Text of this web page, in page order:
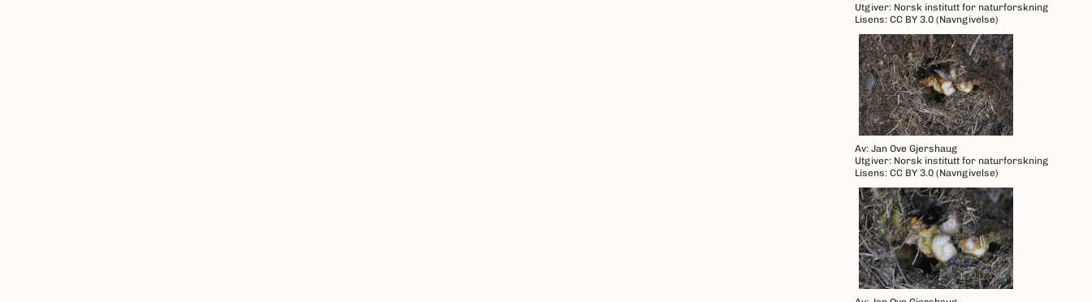
Utgiver: Norsk institutt for naturforskning
Lisens: CC BY 3.0 (Navngivelse)
Av: Jan Ove Gjershaug
Utgiver: Norsk institutt for naturforskning
Lisens: CC BY 3.0 (Navngivelse)